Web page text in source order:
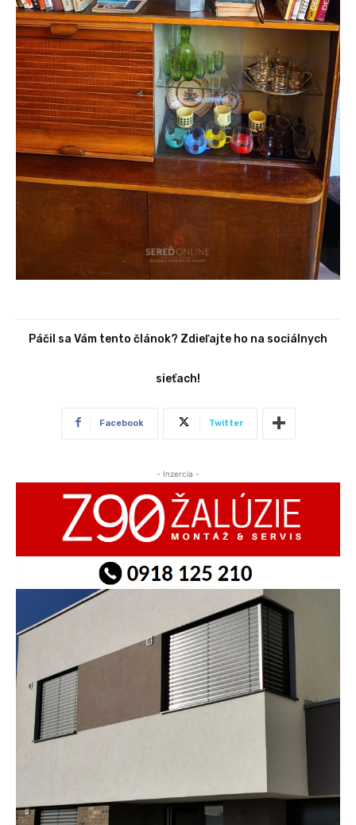
Páčil sa Vám tento článok? Zdieľajte ho na sociálnych
sieťach!
Facebook Twitter
- Inzercia -